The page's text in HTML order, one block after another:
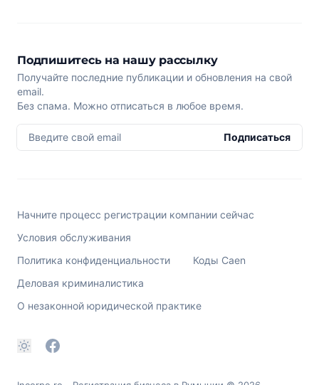
Подпишитесь на нашу рассылку
Получайте последние публикации и обновления на свой
email.
Без спама. Можно отписаться в любое время.
Введите свой email Подписаться
Начните процесс регистрации компании сейчас
Условия обслуживания
Политика конфиденциальности
Коды Caen
Деловая криминалистика
О незаконной юридической практике